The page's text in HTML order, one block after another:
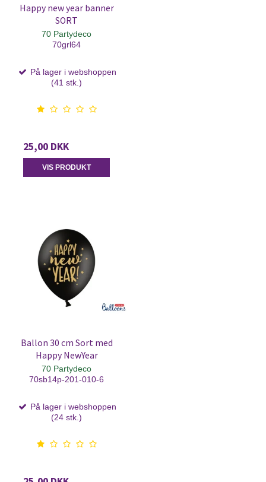
Happy new year banner
SORT
70 Partydeco
70grl64
På lager i webshoppen
(41 stk.)
25,00 DKK
VIS PRODUKT
Ballon 30 cm Sort med
Happy NewYear
70 Partydeco
70sb14p-201-010-6
På lager i webshoppen
(24 stk.)